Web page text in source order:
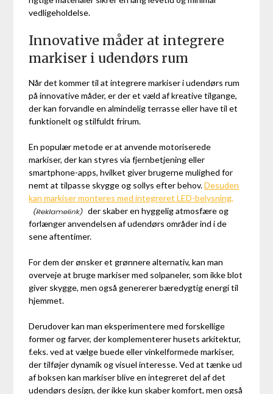
vedligeholdelse.
Innovative måder at integrere
markiser i udendørs rum
Når det kommer til at integrere markiser i udendørs rum
på innovative måder, er der et væld af kreative tilgange,
der kan forvandle en almindelig terrasse eller have til et
funktionelt og stilfuldt frirum.
En populær metode er at anvende motoriserede
markiser, der kan styres via fjernbetjening eller
smartphone-apps, hvilket giver brugerne mulighed for
nemt at tilpasse skygge og sollys efter behov.Desuden
kan markiser monteres med integreret LED-belysning,
der skaber en hyggelig atmosfære og
forlænger anvendelsen af udendørs områder ind i de
sene aftentimer.
For dem der ønsker et grønnere alternativ, kan man
overveje at bruge markiser med solpaneler, som ikke blot
giver skygge, men også genererer bæredygtig energi til
hjemmet.
Derudover kan man eksperimentere med forskellige
former og farver, der komplementerer husets arkitektur,
f.eks. ved at vælge buede eller vinkelformede markiser,
der tilføjer dynamik og visuel interesse. Ved at tænke ud
af boksen kan markiser blive en integreret del af det
udendørs design, der ikke kun skaber komfort, men også